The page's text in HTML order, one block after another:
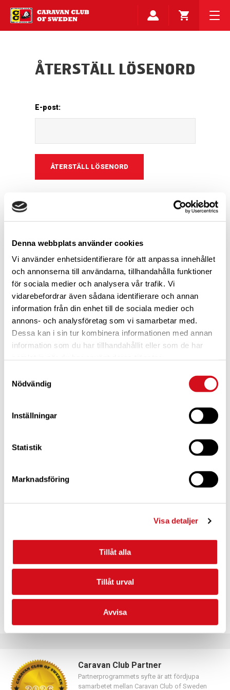
Denna webbplats använder cookies
Vi använder enhetsidentifierare för att anpassa innehållet
och annonserna till användarna, tillhandahålla funktioner
för sociala medier och analysera vår trafik. Vi
vidarebefordrar även sådana identifierare och annan
information från din enhet till de sociala medier och
annons- och analysföretag som vi samarbetar med.
Dessa kan i sin tur kombinera informationen med annan
information som du har tillhandahållit eller som de har
Nödvändig
Inställningar
Statistik
Marknadsföring
Visa detaljer
Tillåt alla
Tillåt urval
Avvisa
ÅTERSTÄLL LÖSENORD
E-post:
Logga in med hjälp av formuläret och följ anvisningarna.
Caravan Club Partner
Partnerprogrammets syfte är att fördjupa
samarbetet mellan Caravan Club of Sweden